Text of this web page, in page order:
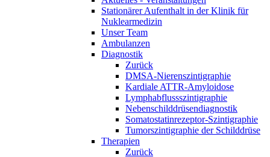
Stationärer Aufenthalt in der Klinik für
Nuklearmedizin
Unser Team
Ambulanzen
Diagnostik
Zurück
DMSA-Nierenszintigraphie
Kardiale ATTR-Amyloidose
Lymphabflussszintigraphie
Nebenschilddrüsendiagnostik
Somatostatinrezeptor-Szintigraphie
Tumorszintigraphie der Schilddrüse
Therapien
Zurück